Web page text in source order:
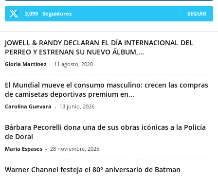
3,099 Seguidores SEGUIR
JOWELL & RANDY DECLARAN EL DÍA INTERNACIONAL DEL
PERREO Y ESTRENAN SU NUEVO ÁLBUM,...
Gloria Martinez - 11 agosto, 2020
El Mundial mueve el consumo masculino: crecen las compras
de camisetas deportivas premium en...
Carolina Guevara - 13 junio, 2026
Bárbara Pecorelli dona una de sus obras icónicas a la Policía
de Doral
Maria Espases - 28 noviembre, 2025
Warner Channel festeja el 80° aniversario de Batman